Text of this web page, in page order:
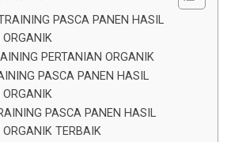
PASCA PANEN HASIL
ORGANIK
PERTANIAN ORGANIK
PASCA PANEN HASIL
ORGANIK
PASCA PANEN HASIL
ORGANIK TERBAIK